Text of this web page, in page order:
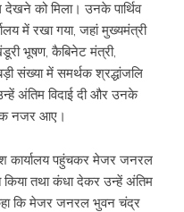
को मिला। उनके पार्थिव
में रखा गया, जहां मुख्यमंत्री
भूषण, कैबिनेट मंत्री,
बड़ी संख्या में समर्थक श्रद्धांजलि
अंतिम विदाई दी और उनके
नजर आए।
कार्यालय पहुंचकर मेजर जनरल
किया तथा कंधा देकर उन्हें अंतिम
कि मेजर जनरल भुवन चंद्र